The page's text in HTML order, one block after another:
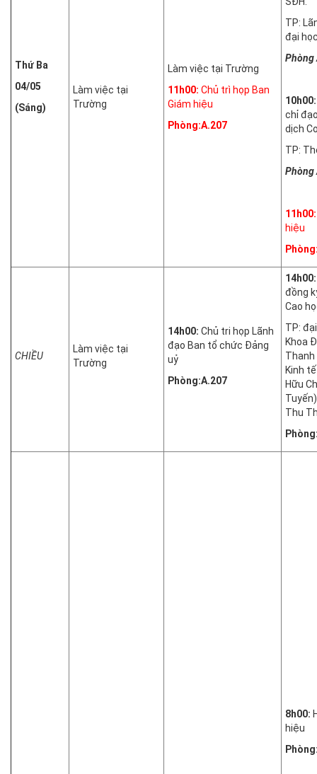
Thứ Ba
04/05
(Sáng)
Làm việc tại
Trường
Làm việc tại Trường
11h00: Chủ trì họp Ban
Giám hiệu
Phòng:A.207
TP:
đại
Phòng
chỉ
dịch
TP:
Phòng
11h00:
hiệu
CHIỀU
Làm việc tại
Trường
14h00: Chủ tri họp Lãnh
đạo Ban tổ chức Đảng
uỷ
Phòng:A.207
đồng
Cao
TP:
Khoa
Thanh
Kinh
Hữu
Thu
8h00:
hiệu